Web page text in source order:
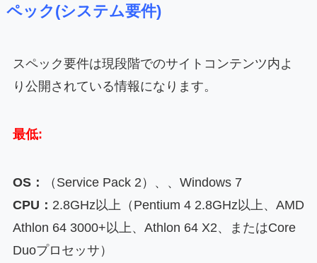
ペック(システム要件)
スペック要件は現段階でのサイトコンテンツ内よ
り公開されている情報になります。
最低:
OS：
（Service Pack 2）、、Windows 7
CPU： 2.8GHz以上（Pentium 4 2.8GHz以上、AMD
Athlon 64 3000+以上、Athlon 64 X2、またはCore
Duoプロセッサ）